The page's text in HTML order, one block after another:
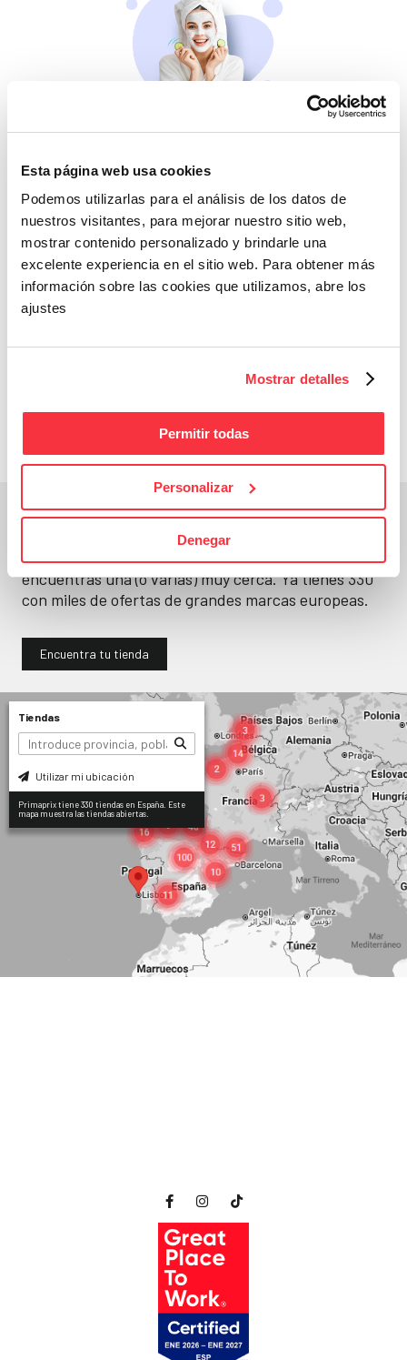
Esta página web usa cookies
Podemos utilizarlas para el análisis de los datos de
nuestros visitantes, para mejorar nuestro sitio web,
mostrar contenido personalizado y brindarle una
excelente experiencia en el sitio web. Para obtener más
información sobre las cookies que utilizamos, abre los
ajustes
Mostrar detalles
Permitir todas
Personalizar
Denegar
Belleza
Si no te mimas tú…
Adelántate a todos y
En un segundo, la encuentras.
No paramos de abrirtiendas. Seguro que
encuentras una (o varias) muy cerca. Ya tienes330
con miles de ofertas de grandes marcas europeas.
Encuentra tu tienda
Tiendas
Utilizar mi ubicación
Primaprix tiene 330 tiendas en España. Este
mapa muestra las tiendas abiertas.